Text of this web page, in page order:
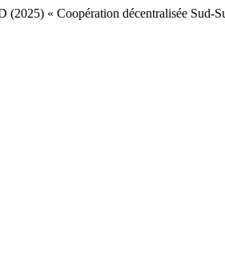
« Coopération décentralisée Sud-